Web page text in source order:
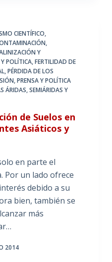
CIENTÍFICO,
,
Y
POLÍTICA,FERTILIDAD DE
,PÉRDIDA DE LOS
,PRENSA Y POLÍTICA
ÁRIDAS, SEMIÁRIDAS Y
de Suelos en
Asiáticos y
en parte el
Por un lado ofrece
debido a su
bien, también se
más
2014